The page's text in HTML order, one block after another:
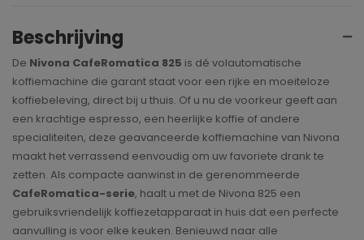
Beschrijving
De Nivona CafeRomatica 825 is dé volautomatische
koffiemachine die garant staat voor een rijke en moeiteloze
koffiebeleving, direct bij u thuis. Of u nu de voorkeur geeft aan
een krachtige espresso, een heerlijke koffie of andere
specialiteiten, deze geavanceerde koffiemachine van Nivona
maakt het verrassend eenvoudig om uw favoriete drank te
zetten. Als compacte aanwinst in de gerenommeerde
CafeRomatica-serie, haalt u met de Nivona 825 een
gebruiksvriendelijk koffiezetapparaat in huis dat een perfecte
aanvulling is voor elke keuken. Benieuwd naar alle